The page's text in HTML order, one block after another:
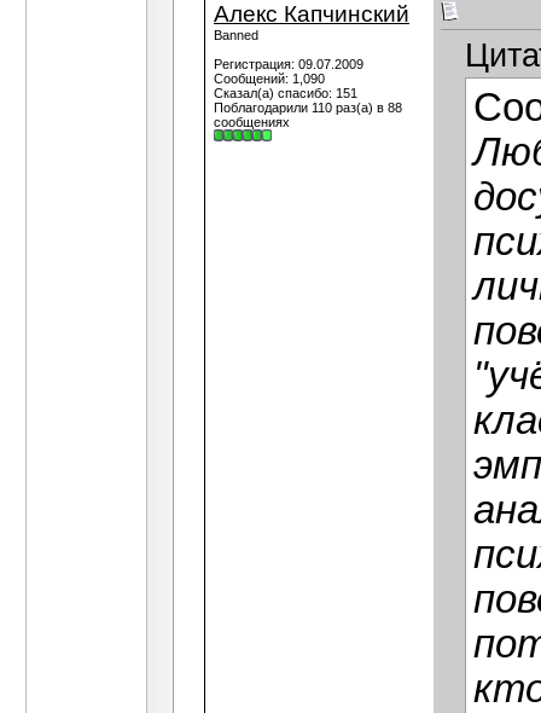
Алекс Капчинский
Banned
Регистрация: 09.07.2009
Сообщений: 1,090
Сказал(а) спасибо: 151
Поблагодарили 110 раз(а) в 88
сообщениях